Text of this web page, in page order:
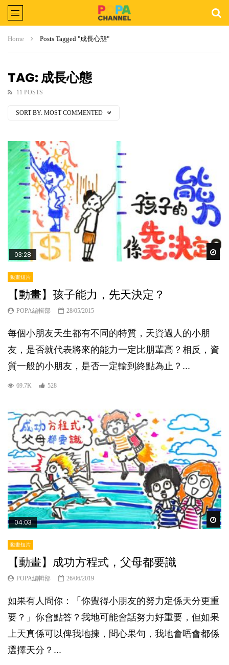
Home Posts Tagged "成長心態"
TAG: 成長心態
11 POSTS
SORT BY: MOST COMMENTED
03:28
動畫短片
【動畫】孩子能力，先天決定？
POPA編輯部 28/05/2015
每個小朋友天生都有不同的特質，天資過人的小朋
友，是否就代表將來的能力一定比朋輩高？相反，資
質一般的小朋友，是否一定輸到終點為止？...
69.7K 528
04:03
動畫短片
【動畫】成功方程式，父母都要識
POPA編輯部 26/06/2019
如果有人問你：「你覺得小朋友的努力定係天分更重
要？」你會點答？我地可能會話努力好重要，但如果
上天真係可以俾我地揀，問心果句，我地會唔會都係
選擇天分？...